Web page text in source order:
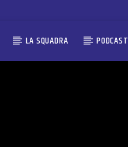
LA SQUADRA PODCAST